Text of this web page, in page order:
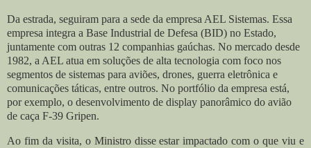
Da estrada, seguiram para a sede da empresa AEL Sistemas. Essa
empresa integra a Base Industrial de Defesa (BID) no Estado,
juntamente com outras 12 companhias gaúchas. No mercado desde
1982, a AEL atua em soluções de alta tecnologia com foco nos
segmentos de sistemas para aviões, drones, guerra eletrônica e
comunicações táticas, entre outros. No portfólio da empresa está,
por exemplo, o desenvolvimento de display panorâmico do avião
de caça F-39 Gripen.
Ao fim da visita, o Ministro disse estar impactado com o que viu e